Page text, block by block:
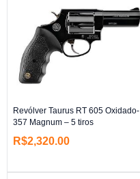
Revólver Taurus RT 605 Oxidado-
357 Magnum – 5 tiros
R$2,320.00